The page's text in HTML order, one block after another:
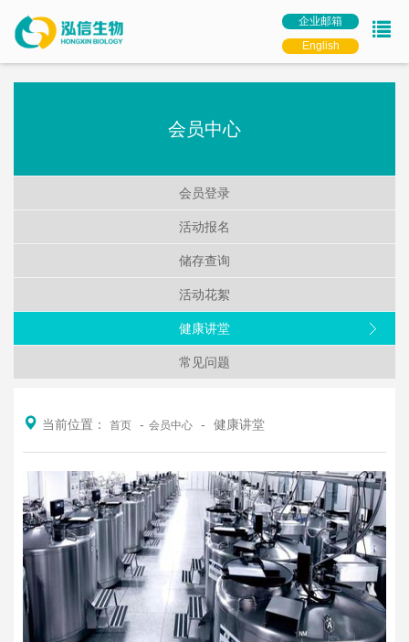
企业邮箱
English
会员中心
会员登录
活动报名
储存查询
活动花絮
健康讲堂
常见问题
当前位置： 首页 会员中心 健康讲堂